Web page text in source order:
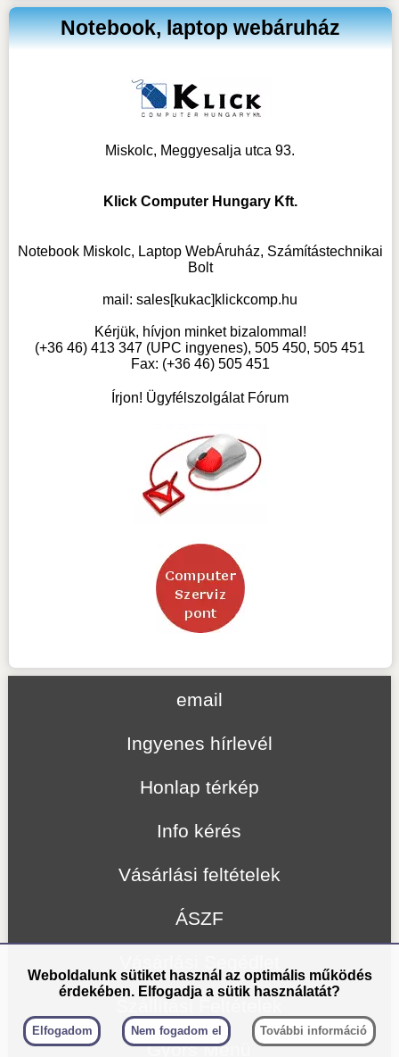
Notebook, laptop webáruház
Miskolc, Meggyesalja utca 93.
Klick Computer Hungary Kft.
Notebook Miskolc, Laptop WebÁruház, Számítástechnikai
Bolt
mail:sales[kukac]klickcomp.hu
Kérjük, hívjon minket bizalommal!
(+36 46) 413 347 (UPC ingyenes), 505 450, 505 451
Fax: (+36 46) 505 451
Írjon! Ügyfélszolgálat Fórum
email
Ingyenes hírlevél
Honlap térkép
Info kérés
Vásárlási feltételek
ÁSZF
Szállítási Feltételek
Gyors Menü
Weboldalunk sütiket használ az optimális működés
érdekében. Elfogadja a sütik használatát?
Elfogadom Nem fogadom el További információ